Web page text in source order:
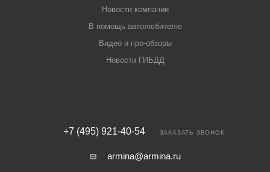
Новости компании
В помощь автолюбителю
Видео и про-обзоры
Новости ГИБДД
+7 (495) 921-40-54 ЗАКАЗАТЬ ЗВОНОК
armina@armina.ru